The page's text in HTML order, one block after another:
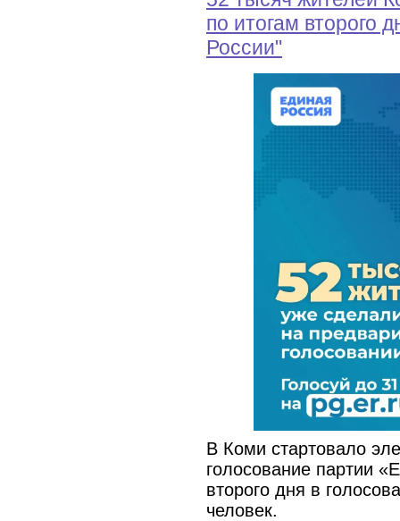
по итогам второго
России"
В Коми стартовало
голосование партии
второго дня в
человек.